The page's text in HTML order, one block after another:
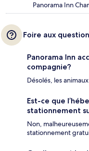
Panorama Inn
Foire aux
Panorama Inn
compagnie?
Désolés, les
Est-ce que
stationnement
Non,
stationnement